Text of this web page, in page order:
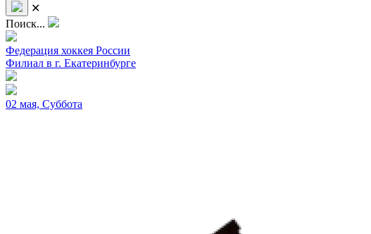
✕
Поиск...
Федерация хоккея России
Филиал в г. Екатеринбурге
02 мая, Суббота